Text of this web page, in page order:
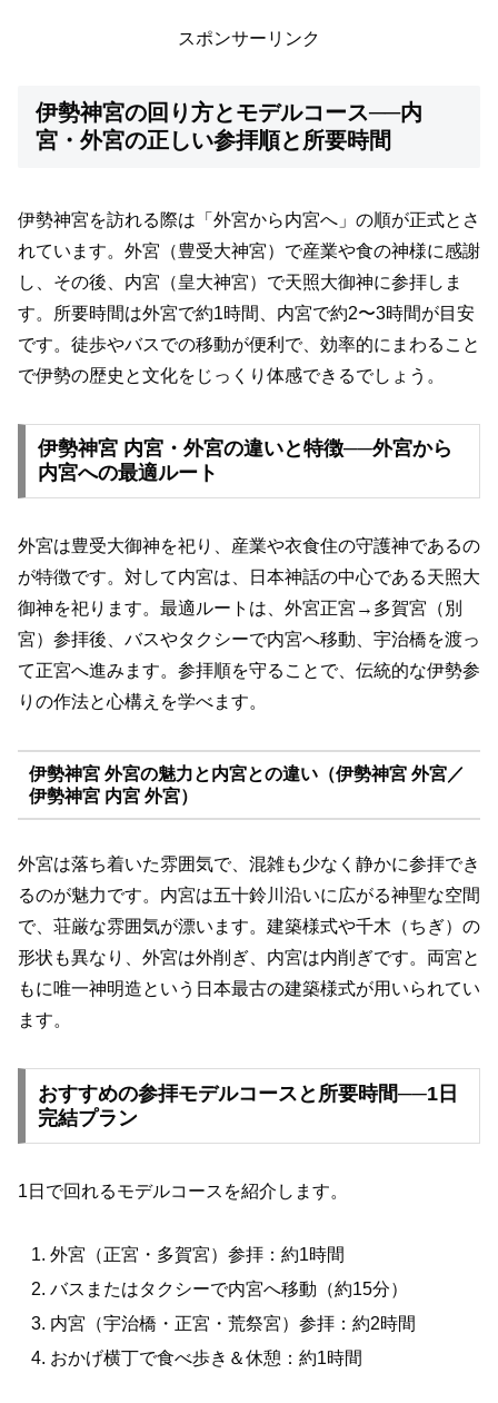
スポンサーリンク
伊勢神宮の回り方とモデルコース──内
宮・外宮の正しい参拝順と所要時間
伊勢神宮を訪れる際は「外宮から内宮へ」の順が正式とさ
れています。外宮（豊受大神宮）で産業や食の神様に感謝
し、その後、内宮（皇大神宮）で天照大御神に参拝しま
す。所要時間は外宮で約1時間、内宮で約2〜3時間が目安
です。徒歩やバスでの移動が便利で、効率的にまわること
で伊勢の歴史と文化をじっくり体感できるでしょう。
伊勢神宮 内宮・外宮の違いと特徴──外宮から
内宮への最適ルート
外宮は豊受大御神を祀り、産業や衣食住の守護神であるの
が特徴です。対して内宮は、日本神話の中心である天照大
御神を祀ります。最適ルートは、外宮正宮→多賀宮（別
宮）参拝後、バスやタクシーで内宮へ移動、宇治橋を渡っ
て正宮へ進みます。参拝順を守ることで、伝統的な伊勢参
りの作法と心構えを学べます。
伊勢神宮 外宮の魅力と内宮との違い（伊勢神宮 外宮／
伊勢神宮 内宮 外宮）
外宮は落ち着いた雰囲気で、混雑も少なく静かに参拝でき
るのが魅力です。内宮は五十鈴川沿いに広がる神聖な空間
で、荘厳な雰囲気が漂います。建築様式や千木（ちぎ）の
形状も異なり、外宮は外削ぎ、内宮は内削ぎです。両宮と
もに唯一神明造という日本最古の建築様式が用いられてい
ます。
おすすめの参拝モデルコースと所要時間──1日
完結プラン
1日で回れるモデルコースを紹介します。
外宮（正宮・多賀宮）参拝：約1時間
バスまたはタクシーで内宮へ移動（約15分）
内宮（宇治橋・正宮・荒祭宮）参拝：約2時間
おかげ横丁で食べ歩き＆休憩：約1時間